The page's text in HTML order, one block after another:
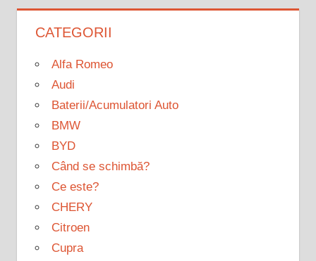
CATEGORII
Alfa Romeo
Audi
Baterii/Acumulatori Auto
BMW
BYD
Când se schimbă?
Ce este?
CHERY
Citroen
Cupra